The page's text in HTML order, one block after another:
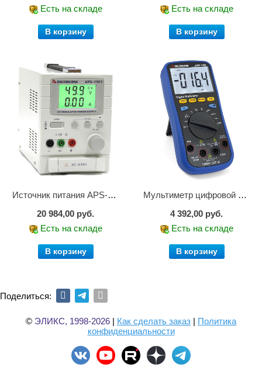
Есть на складе
В корзину
Есть на складе
В корзину
Источник питания APS-1503
20 984,00 руб.
Есть на складе
В корзину
Мультиметр цифровой АММ-1203
4 392,00 руб.
Есть на складе
В корзину
Поделиться:
© ЭЛИКС, 1998-2026 | Как сделать заказ | Политика
конфиденциальности